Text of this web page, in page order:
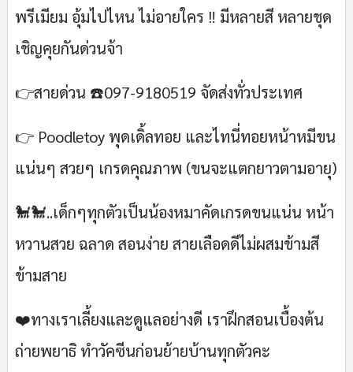
พรีเมียม อุ้มไปไหน ไม่อายใคร ‼️ มีหลายสี หลายชุด
เชิญคุยกันด่วนจ้า
👉สายด่วน ☎️097-9180519 จัดส่งทั่วประเทศ
👉 Poodletoy พุดเดิ้ลทอย และไทนี่ทอยหน้าหมีขน
แน่นๆ สวยๆ เกรดคุณภาพ (ขนจะแตกยาวตามอายุ)
🐩🐩..เด็กๆทุกตัวเป็นน้องหมาคัดเกรดขนแน่น หน้า
หวานสวย ฉลาด สอนง่าย สายเลือดดีไม่ผสมข้ามสี
ข้ามสาย
❤️ทางเราเลี้ยงและดูแลอย่างดี เราฝึกสอนเบื้องต้น
ถ่ายพยาธิ ทำวัคซีนก่อนย้ายบ้านทุกตัวคะ